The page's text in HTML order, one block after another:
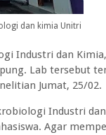
dan kimia Unitri
Industri dan
Lab tersebut
Jumat, 25/02.
Industri
Agar